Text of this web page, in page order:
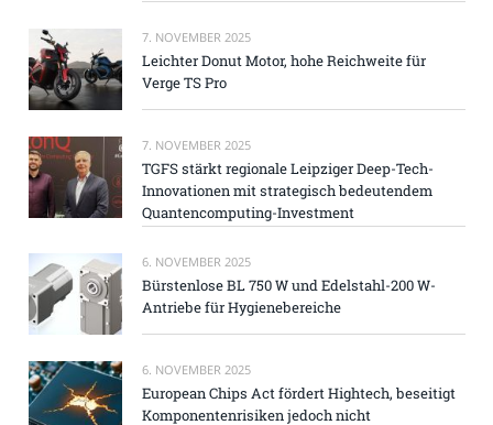
7. NOVEMBER 2025
Leichter Donut Motor, hohe Reichweite für
Verge TS Pro
7. NOVEMBER 2025
TGFS stärkt regionale Leipziger Deep-Tech-
Innovationen mit strategisch bedeutendem
Quantencomputing-Investment
6. NOVEMBER 2025
Bürstenlose BL 750 W und Edelstahl-200 W-
Antriebe für Hygienebereiche
6. NOVEMBER 2025
European Chips Act fördert Hightech, beseitigt
Komponentenrisiken jedoch nicht